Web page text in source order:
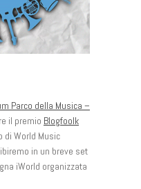
Parco della Musica –
il premio Blogfoolk
di World Music
in un breve set
iWorld organizzata